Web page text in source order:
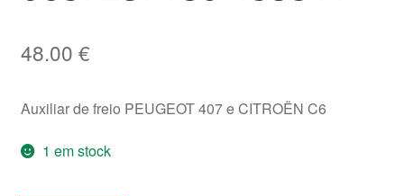
48.00 €
Auxiliar de freio PEUGEOT 407 e CITROËN C6
1 em stock